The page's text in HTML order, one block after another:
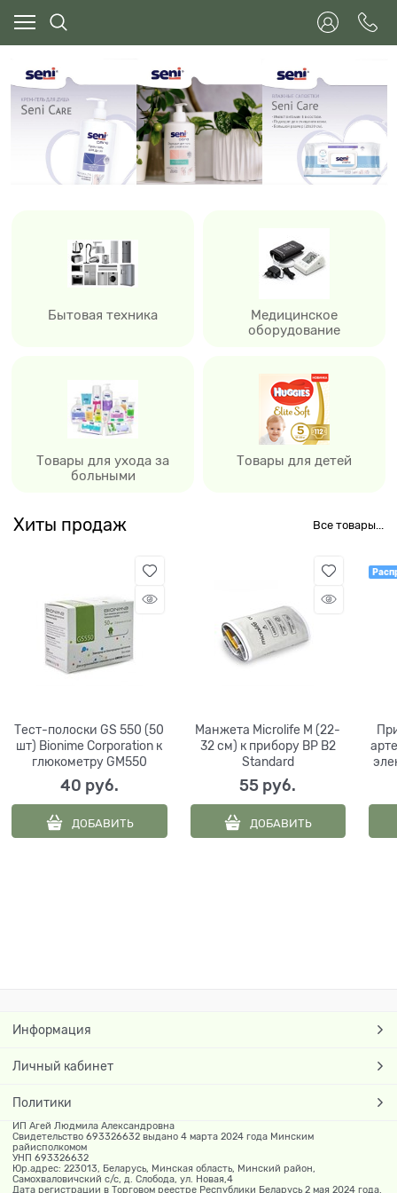
Бытовая техника
Медицинское
оборудование
Товары для ухода за
больными
Товары для детей
Хиты продаж Все товары...
Тест-полоски GS 550 (50
шт) Bionime Corporation к
глюкометру GM550
40 руб.
ДОБАВИТЬ
Манжета Microlife M (22-
32 см) к прибору BP B2
Standard
55 руб.
ДОБАВИТЬ
Информация
Личный кабинет
Политики
ИП Агей Людмила Александровна
Свидетельство 693326632 выдано 4 марта 2024 года Минским
райисполкомом
УНП 693326632
Юр.адрес: 223013, Беларусь, Минская область, Минский район,
Самохваловичский с/с, д. Слобода, ул. Новая,4
Дата регистрации в Торговом реестре Республики Беларусь 2 мая 2024 года.